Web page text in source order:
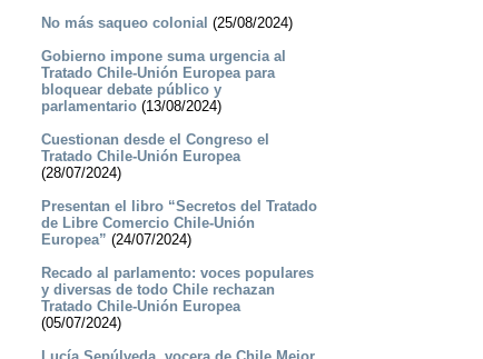
No más saqueo colonial (25/08/2024)
Gobierno impone suma urgencia al
Tratado Chile-Unión Europea para
bloquear debate público y
parlamentario(13/08/2024)
Cuestionan desde el Congreso el
Tratado Chile-Unión Europea
(28/07/2024)
Presentan el libro “Secretos del Tratado
de Libre Comercio Chile-Unión
Europea” (24/07/2024)
Recado al parlamento: voces populares
y diversas de todo Chile rechazan
Tratado Chile-Unión Europea
(05/07/2024)